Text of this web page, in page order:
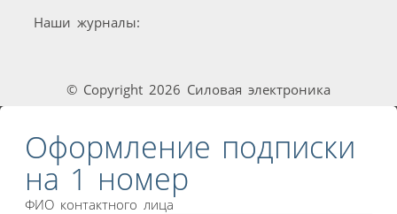
Наши журналы:
© Copyright 2026 Силовая электроника
Оформление подписки
на 1 номер
ФИО контактного лица